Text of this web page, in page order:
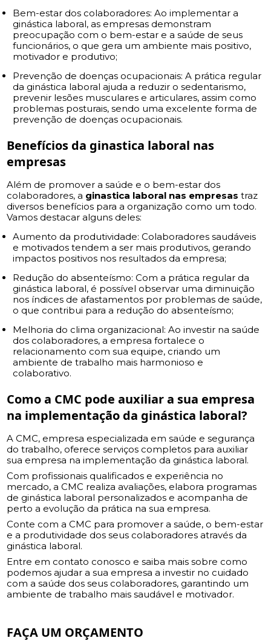
Bem-estar dos colaboradores: Ao implementar a
ginástica laboral, as empresas demonstram
preocupação com o bem-estar e a saúde de seus
funcionários, o que gera um ambiente mais positivo,
motivador e produtivo;
Prevenção de doenças ocupacionais: A prática regular
da ginástica laboral ajuda a reduzir o sedentarismo,
prevenir lesões musculares e articulares, assim como
problemas posturais, sendo uma excelente forma de
prevenção de doenças ocupacionais.
Benefícios da ginastica laboral nas
empresas
Além de promover a saúde e o bem-estar dos
colaboradores, a ginastica laboral nas empresas traz
diversos benefícios para a organização como um todo.
Vamos destacar alguns deles:
Aumento da produtividade: Colaboradores saudáveis
e motivados tendem a ser mais produtivos, gerando
impactos positivos nos resultados da empresa;
Redução do absenteísmo: Com a prática regular da
ginástica laboral, é possível observar uma diminuição
nos índices de afastamentos por problemas de saúde,
o que contribui para a redução do absenteísmo;
Melhoria do clima organizacional: Ao investir na saúde
dos colaboradores, a empresa fortalece o
relacionamento com sua equipe, criando um
ambiente de trabalho mais harmonioso e
colaborativo.
Como a CMC pode auxiliar a sua empresa
na implementação da ginástica laboral?
A CMC, empresa especializada em saúde e segurança
do trabalho, oferece serviços completos para auxiliar
sua empresa na implementação da ginástica laboral.
Com profissionais qualificados e experiência no
mercado, a CMC realiza avaliações, elabora programas
de ginástica laboral personalizados e acompanha de
perto a evolução da prática na sua empresa.
Conte com a CMC para promover a saúde, o bem-estar
e a produtividade dos seus colaboradores através da
ginástica laboral.
Entre em contato conosco e saiba mais sobre como
podemos ajudar a sua empresa a investir no cuidado
com a saúde dos seus colaboradores, garantindo um
ambiente de trabalho mais saudável e motivador.
FAÇA UM ORÇAMENTO